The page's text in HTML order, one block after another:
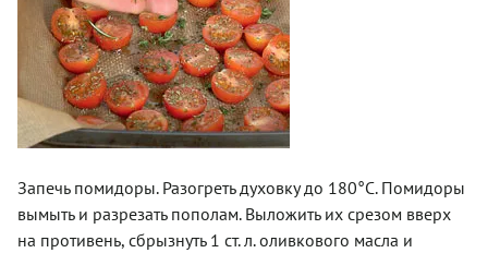
Запечь помидоры. Разогреть духовку до 180°С. Помидоры
вымыть и разрезать пополам. Выложить их срезом вверх
на противень, сбрызнуть 1 ст. л. оливкового масла и